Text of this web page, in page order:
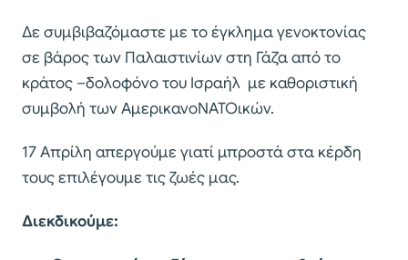
Δε συμβιβαζόμαστε με το έγκλημα γενοκτονίας
σε βάρος των Παλαιστινίων στη Γάζα από το
κράτος –δολοφόνο του Ισραήλ με καθοριστική
συμβολή των ΑμερικανοΝΑΤΟικών.
17 Απρίλη απεργούμε γιατί μπροστά στα κέρδη
τους επιλέγουμε τις ζωές μας.
Διεκδικούμε: